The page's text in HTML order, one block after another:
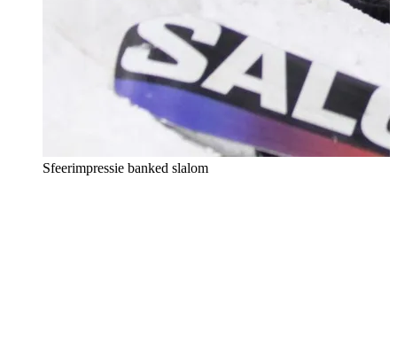
Sfeerimpressie banked slalom